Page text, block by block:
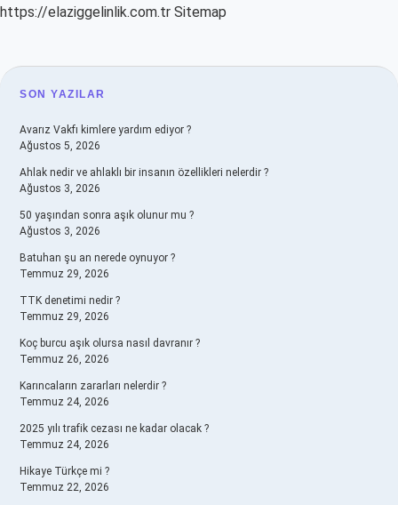
https://elaziggelinlik.com.tr Sitemap
SIDEBAR
SON YAZILAR
Avarız Vakfı kimlere yardım ediyor ?
Ağustos 5, 2026
Ahlak nedir ve ahlaklı bir insanın özellikleri nelerdir ?
Ağustos 3, 2026
50 yaşından sonra aşık olunur mu ?
Ağustos 3, 2026
Batuhan şu an nerede oynuyor ?
Temmuz 29, 2026
TTK denetimi nedir ?
Temmuz 29, 2026
Koç burcu aşık olursa nasıl davranır ?
Temmuz 26, 2026
Karıncaların zararları nelerdir ?
Temmuz 24, 2026
2025 yılı trafik cezası ne kadar olacak ?
Temmuz 24, 2026
Hikaye Türkçe mi ?
Temmuz 22, 2026